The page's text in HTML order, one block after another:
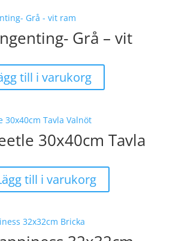
Grå – vit
till i varukorg
30x40cm Tavla
till i varukorg